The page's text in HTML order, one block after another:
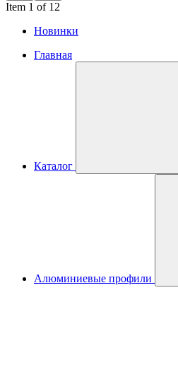
Item 1 of 12
Новинки
Главная
Каталог
Алюминиевые профили